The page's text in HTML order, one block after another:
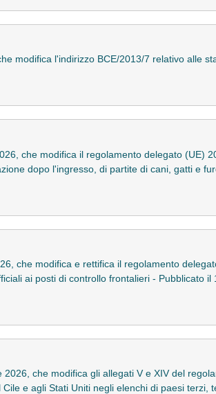
modifica l'indirizzo BCE/2013/7 relativo alle
che modifica il regolamento delegato (UE)
dopo l'ingresso, di partite di cani, gatti e
che modifica e rettifica il regolamento
ai posti di controllo frontalieri - Pubblicato il
che modifica gli allegati V e XIV del
e agli Stati Uniti negli elenchi di paesi terzi,